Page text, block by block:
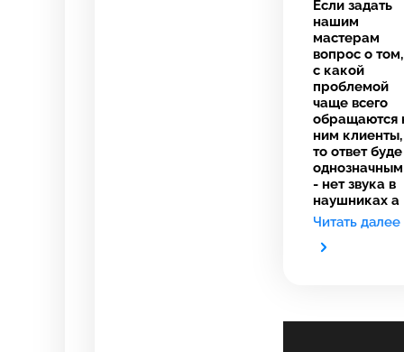
Если задать
нашим
мастерам
вопрос о том,
с какой
проблемой
чаще всего
обращаются
ним клиенты,
то ответ буде
однозначным
- нет звука в
наушниках а
Читать далее